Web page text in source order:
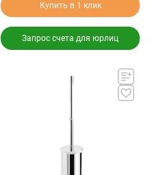
Купить в 1 клик
Запрос счета для юрлиц